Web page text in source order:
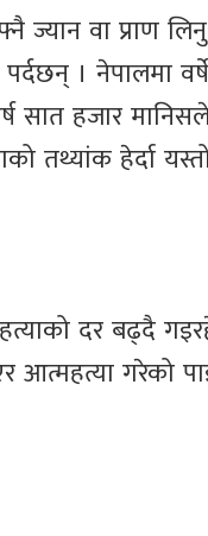
वा प्राण लिनु
। नेपालमा
सात हजार
तथ्यांक हेर्दा
दर
आत्महत्या